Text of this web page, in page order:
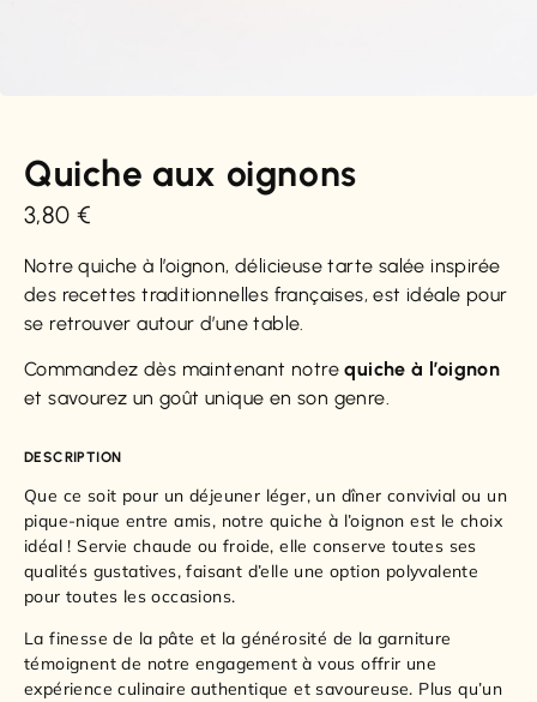
Quiche aux oignons
3,80 €
Notre quiche à l’oignon, délicieuse tarte salée inspirée
des recettes traditionnelles françaises, est idéale pour
se retrouver autour d’une table.
Commandez dès maintenant notrequiche à l’oignon
et savourez un goût unique en son genre.
DESCRIPTION
Que ce soit pour un déjeuner léger, un dîner convivial ou un
pique-nique entre amis, notre quiche à l’oignon est le choix
idéal ! Servie chaude ou froide, elle conserve toutes ses
qualités gustatives, faisant d’elle une option polyvalente
pour toutes les occasions.
La finesse de la pâte et la générosité de la garniture
témoignent de notre engagement à vous offrir une
expérience culinaire authentique et savoureuse. Plus qu’un